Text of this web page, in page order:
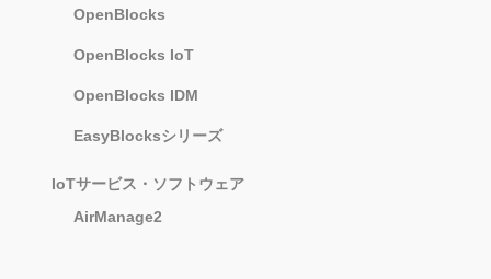
OpenBlocks
OpenBlocks IoT
OpenBlocks IDM
EasyBlocksシリーズ
IoTサービス・ソフトウェア
AirManage2